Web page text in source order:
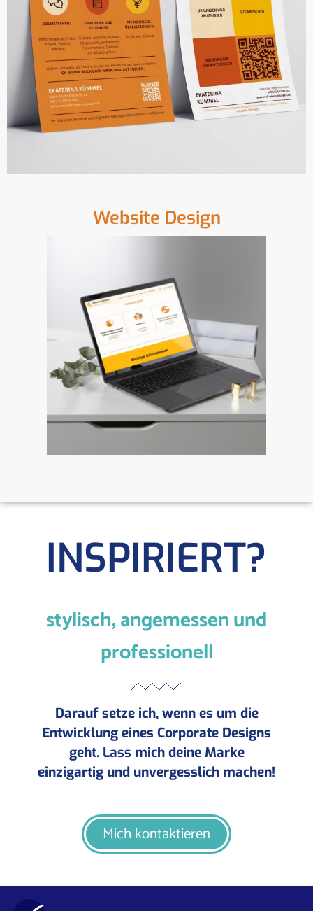
Website Design
INSPIRIERT?
stylisch, angemessen und
professionell
Darauf setze ich, wenn es um die
Entwicklung eines Corporate Designs
geht. Lass mich deine Marke
einzigartig und unvergesslich machen!
Mich kontaktieren